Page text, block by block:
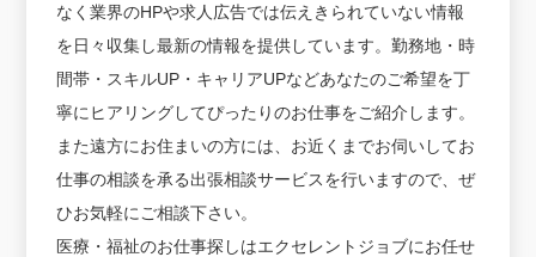
なく業界のHPや求人広告では伝えきられていない情報
を日々収集し最新の情報を提供しています。勤務地・時
間帯・スキルUP・キャリアUPなどあなたのご希望を丁
寧にヒアリングしてぴったりのお仕事をご紹介します。
また遠方にお住まいの方には、お近くまでお伺いしてお
仕事の相談を承る出張相談サービスを行いますので、ぜ
ひお気軽にご相談下さい。
医療・福祉のお仕事探しはエクセレントジョブにお任せ